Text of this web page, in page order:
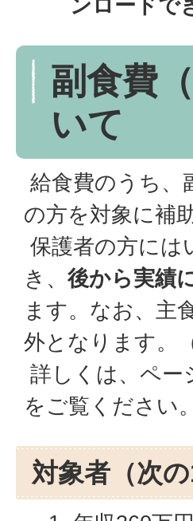
ンロードで
副食費
いて
給食費のうち、
の方を対象に補
保護者の方には
き、 後から実績
ます。なお、主
外となります。
詳しくは、ペー
をご覧ください。
対象者（次